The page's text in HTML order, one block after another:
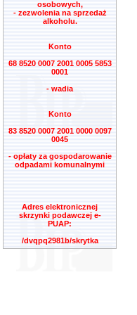
osobowych,
- zezwolenia na sprzedaż
alkoholu.
Konto
68 8520 0007 2001 0005 5853
0001
- wadia
Konto
83 8520 0007 2001 0000 0097
0045
- opłaty za gospodarowanie
odpadami komunalnymi
Adres elektronicznej
skrzynki podawczej e-
PUAP:
/dvqpq2981b/skrytka